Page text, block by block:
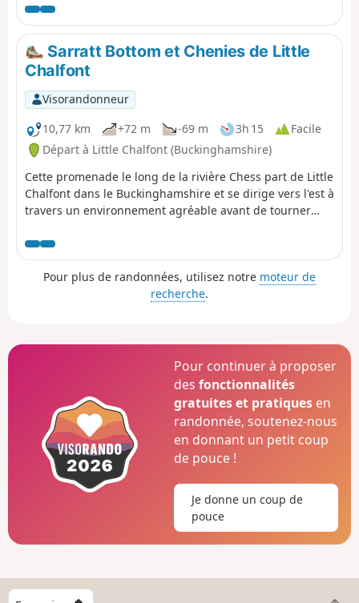
pastorales d'animaux en pâture, champs de fleurs
sauvages en été, terrain de cricket, terrain de golf,
carrière, deux églises et la rivière Chess, un cours d'eau
crayeux peu profond.
Sarratt Bottom et Chenies de Little
Chalfont
Visorandonneur
10,77 km
+72 m -69 m 3h 15
Facile
Départ à Little Chalfont (Buckinghamshire)
Cette promenade le long de la rivière Chess part de Little
Chalfont dans le Buckinghamshire et se dirige vers l'est à
travers un environnement agréable avant de tourner
départ.
Pour plus de randonnées, utilisez notre moteur de
recherche.
Pour continuer à proposer
desfonctionnalités
gratuites et pratiques en
randonnée, soutenez-nous
en donnant un petit coup
de pouce !
Je donne un coup de
pouce
C